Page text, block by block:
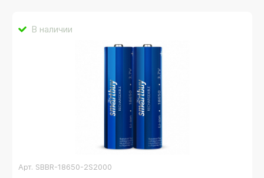
В наличии
Арт. SBBR-18650-2S2000